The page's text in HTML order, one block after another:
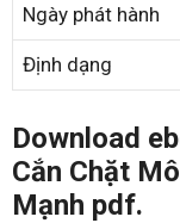
Ngày phát hành
Định dạng
Download
Cắn Chặt
Mạnh pdf.